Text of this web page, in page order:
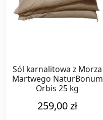
Sól karnalitowa z Morza
Martwego NaturBonum
Orbis 25 kg
259,00zł